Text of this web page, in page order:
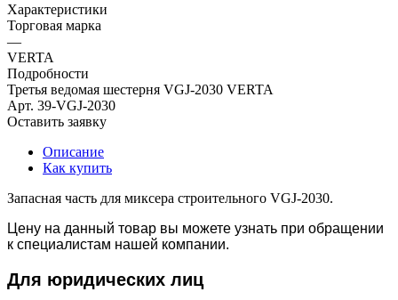
Характеристики
Торговая марка
—
VERTA
Подробности
Третья ведомая шестерня VGJ-2030 VERTA
Арт. 39-VGJ-2030
Оставить заявку
Описание
Как купить
Запасная часть для миксера строительного VGJ-2030.
Цену на данный товар вы можете узнать при обращении
к специалистам нашей компании.
Для юридических лиц